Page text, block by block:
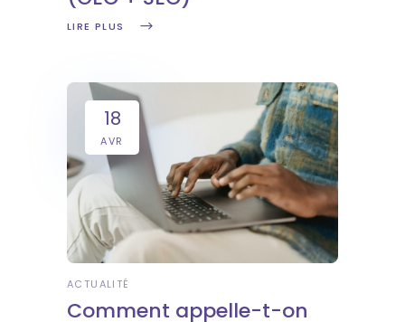
LIRE PLUS
18
AVR
ACTUALITÉ
Comment appelle-t-on